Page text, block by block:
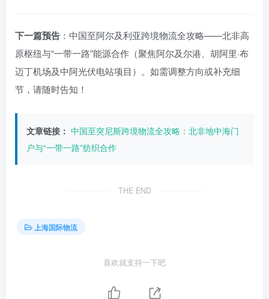
下一篇预告 ：中国至阿尔及利亚跨境物流全攻略——北非高
原枢纽与“一带一路”能源合作（聚焦阿尔及尔港、胡阿里·布
迈丁机场及中阿光伏电站项目）。如需调整方向或补充细
节，请随时告知！
文章链接： 中国至突尼斯跨境物流全攻略：北非地中海门
户与“一带一路”纺织合作
THE END
上海国际物流
喜欢就支持一下吧